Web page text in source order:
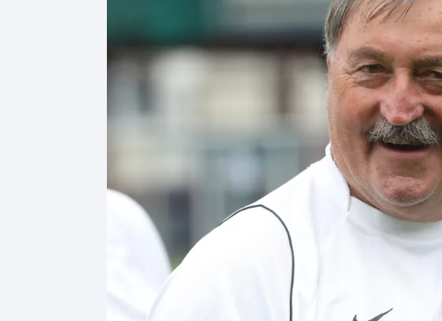
Curling
Dostihy
Florbal
Futsal
Golf